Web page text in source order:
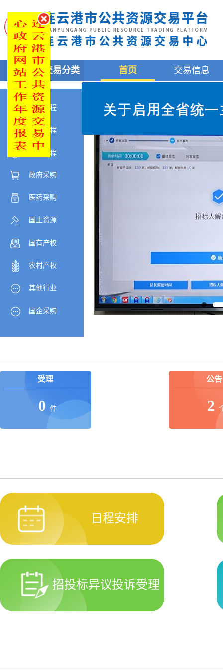
全部交易分类
建设工程
交通工程
水利工程
政府采购
医药采购
国土资源
国有产权
农村产权
其他行业
国企采购
首页 交易信息
受理
0 件
公告
2
日程安排
招投标异议投诉受理